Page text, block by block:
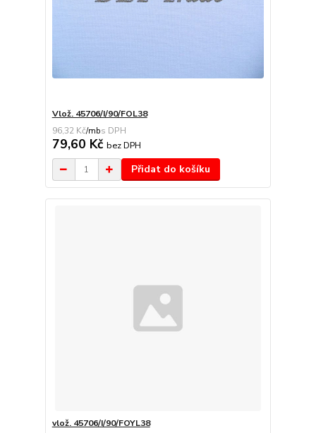
Vlož. 45706/I/90/FOL38
96,32 Kč/mb
79,60 Kč bez DPH
Přidat do košíku
vlož. 45706/I/90/FOYL38